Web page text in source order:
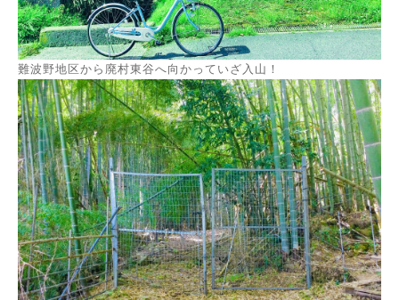
難波野地区から廃村東谷へ向かっていざ入山！